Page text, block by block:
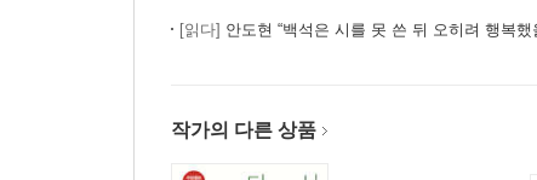
[읽다] 안도현 “백석은 시를 못 쓴 뒤 오히려 행복했
작가의 다른 상품